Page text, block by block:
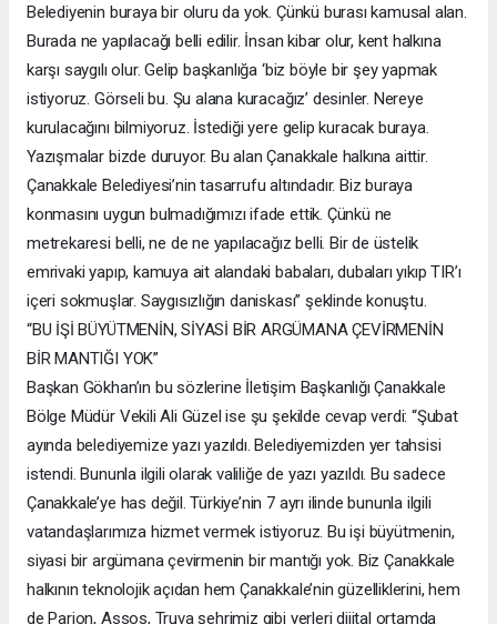
Belediyenin buraya bir oluru da yok. Çünkü burası kamusal alan.
Burada ne yapılacağı belli edilir. İnsan kibar olur, kent halkına
karşı saygılı olur. Gelip başkanlığa ‘biz böyle bir şey yapmak
istiyoruz. Görseli bu. Şu alana kuracağız’ desinler. Nereye
kurulacağını bilmiyoruz. İstediği yere gelip kuracak buraya.
Yazışmalar bizde duruyor. Bu alan Çanakkale halkına aittir.
Çanakkale Belediyesi’nin tasarrufu altındadır. Biz buraya
konmasını uygun bulmadığımızı ifade ettik. Çünkü ne
metrekaresi belli, ne de ne yapılacağız belli. Bir de üstelik
emrivaki yapıp, kamuya ait alandaki babaları, dubaları yıkıp TIR’ı
içeri sokmuşlar. Saygısızlığın daniskası” şeklinde konuştu.
“BU İŞİ BÜYÜTMENİN, SİYASİ BİR ARGÜMANA ÇEVİRMENİN
BİR MANTIĞI YOK”
Başkan Gökhan’ın bu sözlerine İletişim Başkanlığı Çanakkale
Bölge Müdür Vekili Ali Güzel ise şu şekilde cevap verdi: “Şubat
ayında belediyemize yazı yazıldı. Belediyemizden yer tahsisi
istendi. Bununla ilgili olarak valiliğe de yazı yazıldı. Bu sadece
Çanakkale’ye has değil. Türkiye’nin 7 ayrı ilinde bununla ilgili
vatandaşlarımıza hizmet vermek istiyoruz. Bu işi büyütmenin,
siyasi bir argümana çevirmenin bir mantığı yok. Biz Çanakkale
halkının teknolojik açıdan hem Çanakkale’nin güzelliklerini, hem
de Parion, Assos, Truva şehrimiz gibi yerleri dijital ortamda